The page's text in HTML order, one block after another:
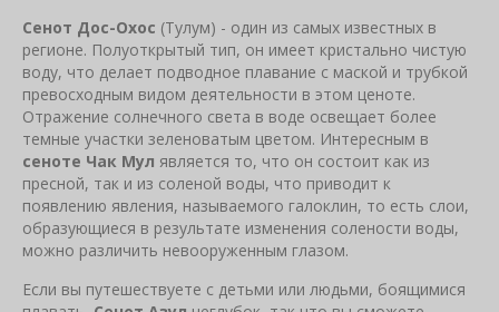
Сенот Дос-Охос (Тулум) - один из самых известных в
регионе. Полуоткрытый тип, он имеет кристально чистую
воду, что делает подводное плавание с маской и трубкой
превосходным видом деятельности в этом ценоте.
Отражение солнечного света в воде освещает более
темные участки зеленоватым цветом. Интересным в
cеноте Чак Мул является то, что он состоит как из
пресной, так и из соленой воды, что приводит к
появлению явления, называемого галоклин, то есть слои,
образующиеся в результате изменения солености воды,
можно различить невооруженным глазом.
Если вы путешествуете с детьми или людьми, боящимися